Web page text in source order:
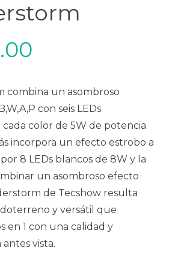
combina un asombroso
con seis LEDs
cada color de 5W de potencia
incorpora un efecto estrobo a
8 LEDs blancos de 8W y la
un asombroso efecto
de Tecshow resulta
y versátil que
en 1 con una calidad y
vista.